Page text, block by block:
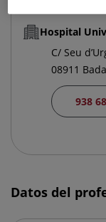
Hospital
C/ Seu
08911
938
Datos del